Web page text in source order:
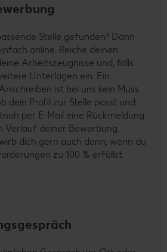
Stelle gefunden? Dann
online. Reiche deinen
Arbeitszeugnisse und, falls
Unterlagen ein. Ein
ist bei uns kein Muss.
dein Profil zur Stelle passt und
per E-Mail eine Rückmeldung
Verlauf deiner Bewerbung.
dich gern auch dann, wenn du
zu 100 % erfüllst.